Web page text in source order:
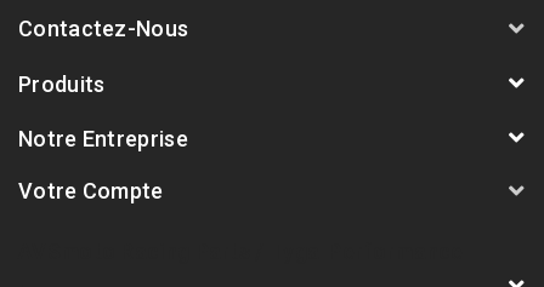
Contactez-Nous
Produits
Notre Entreprise
Votre Compte